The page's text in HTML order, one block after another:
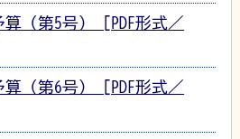
（第5号） [PDF形式／
（第6号） [PDF形式／